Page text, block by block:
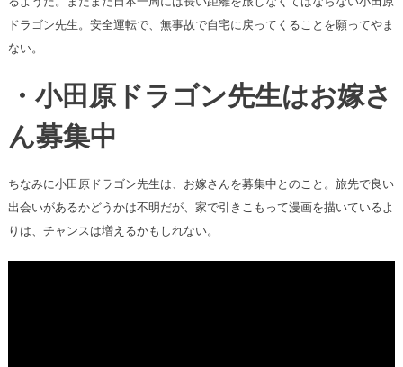
ドラゴン先生。安全運転で、無事故で自宅に戻ってくることを願ってやま
ない。
・小田原ドラゴン先生はお嫁さ
ん募集中
ちなみに小田原ドラゴン先生は、お嫁さんを募集中とのこと。旅先で良い
出会いがあるかどうかは不明だが、家で引きこもって漫画を描いているよ
りは、チャンスは増えるかもしれない。